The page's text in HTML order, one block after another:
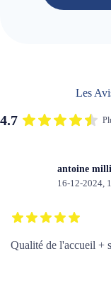
Les
4.7
antoine
16-12-2024,
Qualité de l'accueil +